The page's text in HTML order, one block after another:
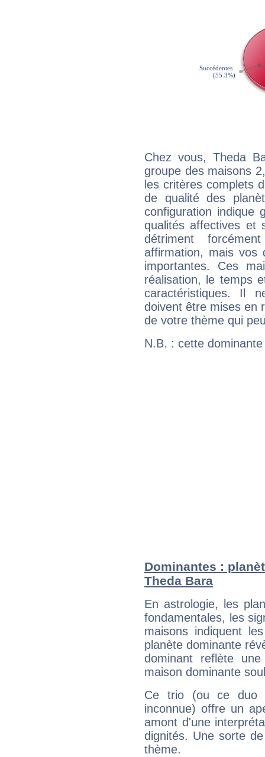
Chez vous, Theda
groupe des maisons
les critères complets
de qualité des
configuration indique
qualités affectives et
détriment
affirmation, mais
importantes. Ces
réalisation, le temps
caractéristiques. Il
doivent être mises en
de votre thème qui
N.B. : cette
Dominantes :
Theda Bara
En astrologie, les
fondamentales, les
maisons indiquent
planète dominante
dominant reflète
maison dominante
Ce trio (ou ce duo
inconnue) offre un
amont d'une
dignités. Une sorte
thème.